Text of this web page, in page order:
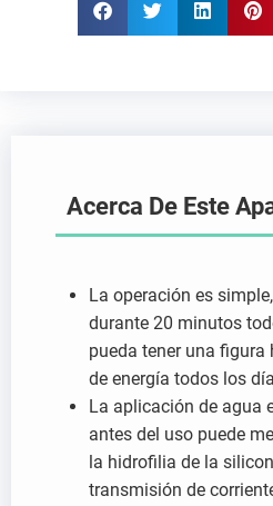
Acerca De Este
La operación es
durante 20 minutos
pueda tener una figura
de energía todos los
La aplicación de agua
antes del uso puede
la hidrofilia de la
transmisión de